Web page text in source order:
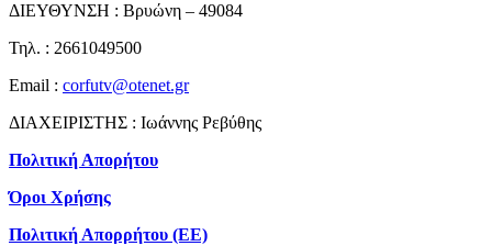
ΔΙΕΥΘΥΝΣΗ : Βρυώνη – 49084
Τηλ. : 2661049500
Email : corfutv@otenet.gr
ΔΙΑΧΕΙΡΙΣΤΗΣ : Ιωάννης Ρεβύθης
Πολιτική Απορήτου
Όροι Χρήσης
Πολιτική Απορρήτου (ΕΕ)